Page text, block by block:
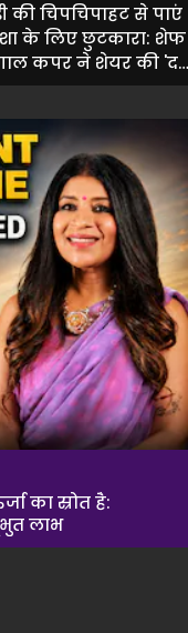
की चिपचिपाहट से पाएं
के लिए छुटकारा: शेफ
कपूर ने शेयर की
भिंडी' की सीक्रेट रेसिपी
का स्रोत है:
लाभ